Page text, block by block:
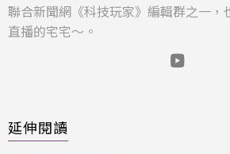
聯合新聞網《科技玩家》編輯群之一，
直播的宅宅～。
延伸閱讀